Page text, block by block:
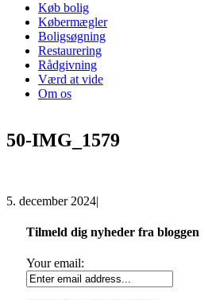
Køb bolig
Købermægler
Boligsøgning
Restaurering
Rådgivning
Værd at vide
Om os
50-IMG_1579
5. december 2024|
Tilmeld dig nyheder fra bloggen
Your email: